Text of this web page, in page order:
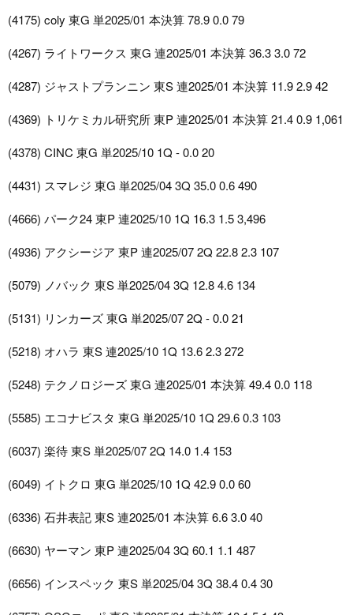
(4175) coly 東G 単2025/01 本決算 78.9 0.0 79
(4267) ライトワークス 東G 連2025/01 本決算 36.3 3.0 72
(4287) ジャストプランニン 東S 連2025/01 本決算 11.9 2.9 42
(4369) トリケミカル研究所 東P 連2025/01 本決算 21.4 0.9 1,061
(4378) CINC 東G 単2025/10 1Q - 0.0 20
(4431) スマレジ 東G 単2025/04 3Q 35.0 0.6 490
(4666) パーク24 東P 連2025/10 1Q 16.3 1.5 3,496
(4936) アクシージア 東P 連2025/07 2Q 22.8 2.3 107
(5079) ノバック 東S 単2025/04 3Q 12.8 4.6 134
(5131) リンカーズ 東G 単2025/07 2Q - 0.0 21
(5218) オハラ 東S 連2025/10 1Q 13.6 2.3 272
(5248) テクノロジーズ 東G 連2025/01 本決算 49.4 0.0 118
(5585) エコナビスタ 東G 単2025/10 1Q 29.6 0.3 103
(6037) 楽待 東S 単2025/07 2Q 14.0 1.4 153
(6049) イトクロ 東G 単2025/10 1Q 42.9 0.0 60
(6336) 石井表記 東S 連2025/01 本決算 6.6 3.0 40
(6630) ヤーマン 東P 連2025/04 3Q 60.1 1.1 487
(6656) インスペック 東S 単2025/04 3Q 38.4 0.4 30